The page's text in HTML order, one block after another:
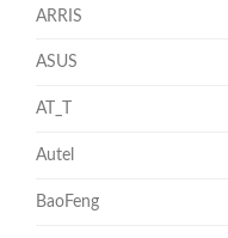
ARRIS
ASUS
AT_T
Autel
BaoFeng